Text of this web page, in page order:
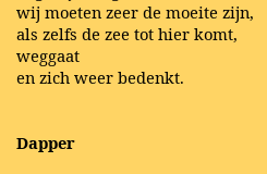
wij moeten zeer de moeite zijn,
als zelfs de zee tot hier komt,
weggaat
en zich weer bedenkt.
Dapper